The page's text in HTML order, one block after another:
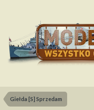
Giełda [S] Sprzedam